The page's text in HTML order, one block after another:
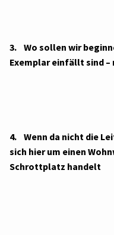
3. Wo sollen wir
Exemplar einfällt sind –
4. Wenn da nicht die
sich hier um einen
Schrottplatz handelt